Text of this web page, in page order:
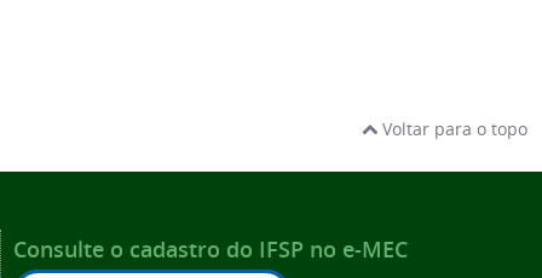
Voltar para o topo
Consulte o cadastro do IFSP no e-MEC